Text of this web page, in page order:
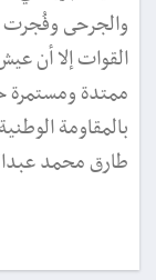
والجرحى وفُجرت
القوات إلا أن
ممتدة ومستمرة
بالمقاومة
طارق محمد